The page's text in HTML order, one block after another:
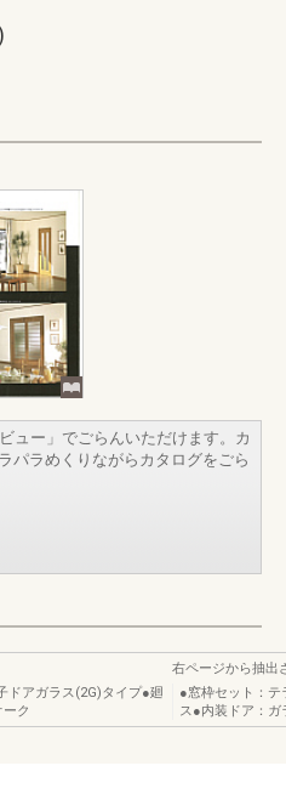
ュー」でごらんいただけます。カ
パラめくりながらカタログをごら
ドアガラス(2G)タイプ●廻
ク
右ページから抽出
●窓枠セット：
ス●内装ドア：ガ